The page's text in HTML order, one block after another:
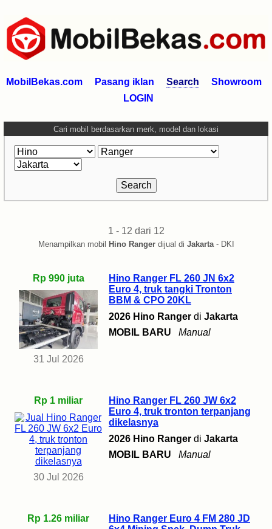
MobilBekas.com Pasang iklan Search
Showroom
LOGIN
Cari mobil berdasarkan merk, model dan lokasi
1 - 12 dari 12
Menampilkan mobil Hino Rangerdijual di Jakarta- DKI
Rp 990 juta
31 Jul 2026
Hino Ranger FL 260 JN 6x2
Euro 4, truk tangki Tronton
BBM & CPO 20KL
2026 Hino Ranger di Jakarta
MOBIL BARU
Manual
Rp 1 miliar
30 Jul 2026
Hino Ranger FL 260 JW 6x2
Euro 4, truk tronton terpanjang
dikelasnya
2026 Hino Ranger di Jakarta
MOBIL BARU
Manual
Rp 1.26 miliar
Hino Ranger Euro 4 FM 280 JD